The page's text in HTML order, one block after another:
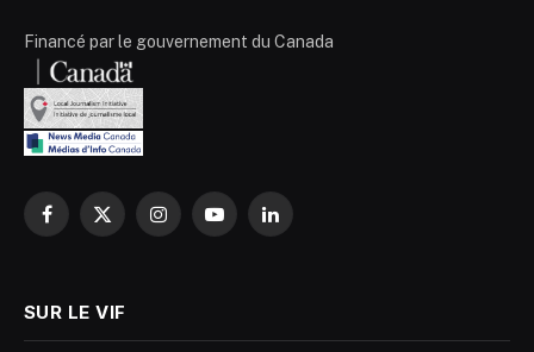
Financé par le gouvernement du Canada
Facebook
X
InstagramYouTubeLinkedIn
SUR LE VIF